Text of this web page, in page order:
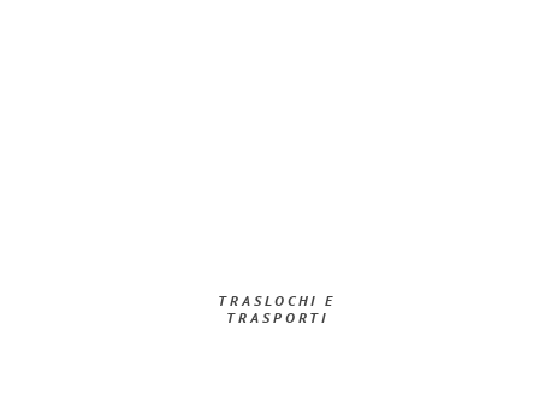
TRASLOCHI E
TRASPORTI​